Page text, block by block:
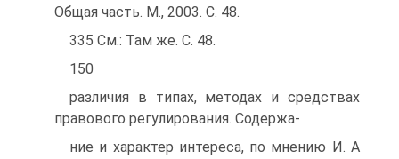
Общая часть. М., 2003. С. 48.
335 См.: Там же. С. 48.
150
различия в типах, методах и средствах
правового регулирования. Содержа-
ние и характер интереса, по мнению И. А